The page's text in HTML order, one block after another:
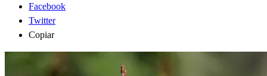
Facebook
Twitter
Copiar